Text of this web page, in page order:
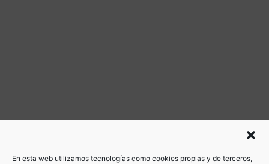
En esta web utilizamos tecnologías como cookies propias y de terceros,